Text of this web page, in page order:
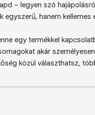
– legyen szó
egyszerű, hanem
egy termékkel
akár
közül választhatsz,